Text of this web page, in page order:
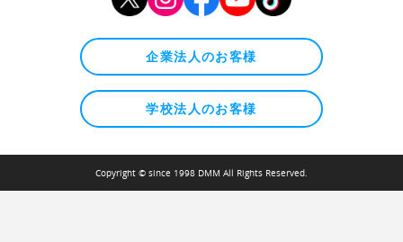
企業法人のお客様
学校法人のお客様
Copyright © since 1998 DMM All Rights Reserved.